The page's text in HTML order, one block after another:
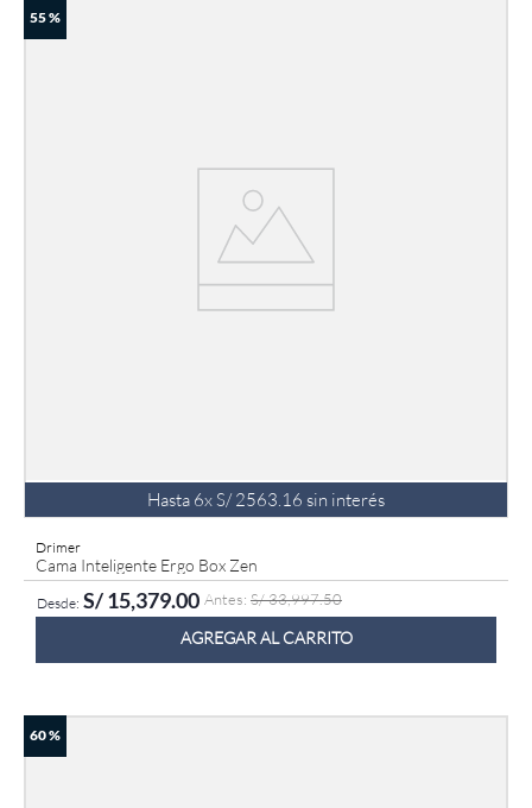
55 %
Hasta 6xS/ 2563 16 sin interés
Drimer
Cama Inteligente Ergo Box Zen
S/15,379.00 S/33,997.50
AGREGAR AL CARRITO
60 %